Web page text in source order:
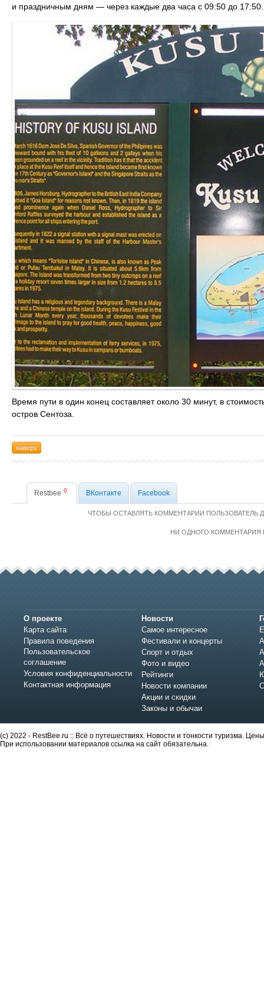
и праздничным дням — через каждые два часа с 09:50 до 17:50.
Время пути в один конец составляет около 30 минут, в
остров Сентоза.
наверх
Restbee 0 ВКонтакте Facebook
ЧТОБЫ ОСТАВЛЯТЬ КОММЕНТАРИИ
НИ ОДНОГО КОММЕНТАРИЯ
О проекте
Карта сайта
Правила поведения
Пользовательское
соглашение
Условия конфиденциальности
Контактная информация
Новости
Самое интересное
Фестивали и концерты
Спорт и отдых
Фото и видео
Рейтинги
Новости компании
Акции и скидки
Законы и обычаи
(c) 2022 - RestBee.ru :: Всё о путешествиях. Новости и тонкости туризма.
При использовании материалов ссылка на сайт обязательна.